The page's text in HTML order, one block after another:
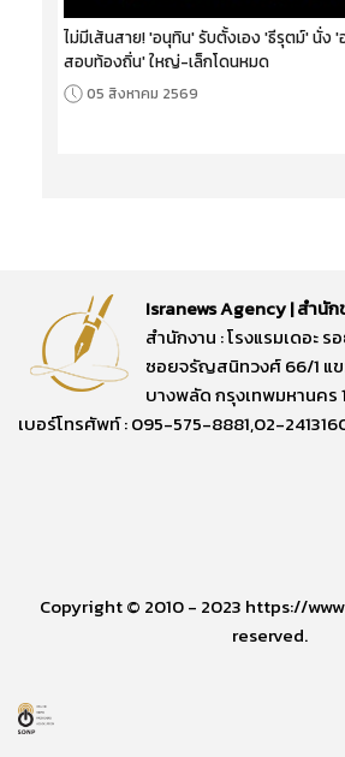
ไม่มีเส้นสาย! 'อนุทิน' รับตั้งเอง 'ธีรุตม์' นั่ง
สอบท้องถิ่น' ใหญ่-เล็กโดนหมด
05 สิงหาคม 2569
Isranews Agency | สำนัก
สำนักงาน : โรงแรมเดอะ ร
ซอยจรัญสนิทวงศ์ 66/1 แ
บางพลัด กรุงเทพมหานคร
เบอร์โทรศัพท์ : 095-575-8881,02-
Copyright © 2010 - 2023 https://
reserved.